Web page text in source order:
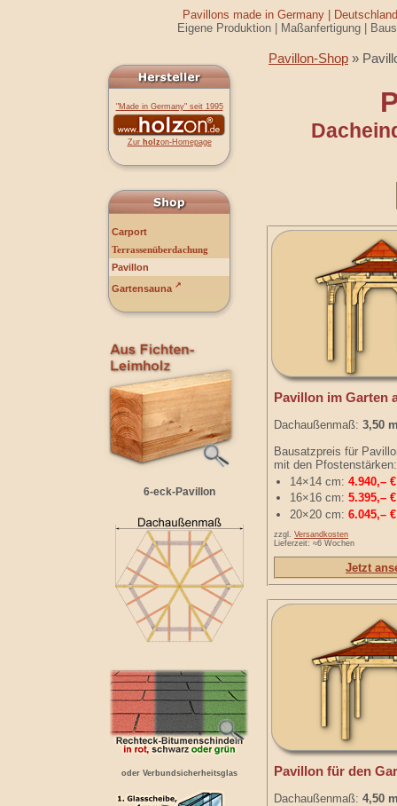
Pavillons made in Germany |
Eigene Produktion | Maßanfertigung |
"Made in Germany" seit 1995
Zur holzon-Homepage
Carport
Terrassenüberdachung
Pavillon
Gartensauna ↗
6-eck-Pavillon
oder Verbundsicherheitsglas
Pavillon-Shop »
Pavillon im Garten
Dachaußenmaß: 3,50
Bausatzpreis für
mit den Pfostenstärken:
14×14 cm: 4.940,– €
16×16 cm: 5.395,– €
20×20 cm: 6.045,– €
zzgl. Versandkosten
Lieferzeit: ≈6 Wochen
Jetzt
Pavillon für den
Dachaußenmaß: 4,50